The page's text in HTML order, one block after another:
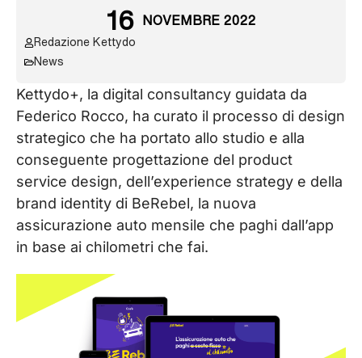
16 NOVEMBRE 2022
Redazione Kettydo
News
Kettydo+, la digital consultancy guidata da
Federico Rocco, ha curato il processo di design
strategico che ha portato allo studio e alla
conseguente progettazione del product
service design, dell’experience strategy e della
brand identity di BeRebel, la nuova
assicurazione auto mensile che paghi dall’app
in base ai chilometri che fai.